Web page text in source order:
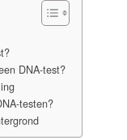
DNA-test?
testen?